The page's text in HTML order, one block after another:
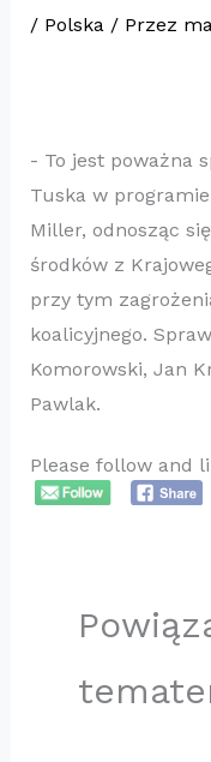
/ Polska/ Przez
​- To jest poważna
Tuska w
Miller, odnosząc
środków z
przy tym
koalicyjnego.
Komorowski, Jan
Pawlak.
Please follow and